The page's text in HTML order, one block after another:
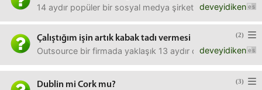
deveyidiken
14 aydır popüler bir sosyal medya şirketi için hizmet
(2)
Çalıştığım işin artık kabak tadı vermesi
deveyidiken
Outsource bir firmada yaklaşık 13 aydır çalışıyorum.
(3)
Dublin mi Cork mu?